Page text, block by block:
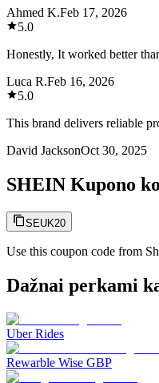
Ahmed K.Feb 17, 2026
5.0
Honestly, It worked better
Luca R.Feb 16, 2026
5.0
This brand delivers reliable
David JacksonOct 30, 2025
SHEIN Kupono
SEUK20
Use this coupon code from
Dažnai perkami
Uber Rides
Rewarble Wise GBP